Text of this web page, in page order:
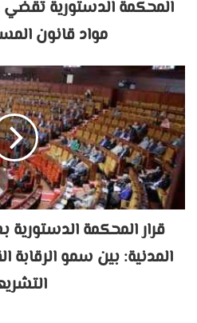
المحكمة الدستورية
مواد قانون
قرار المحكمة
المدنية: بين سمو الرقابة